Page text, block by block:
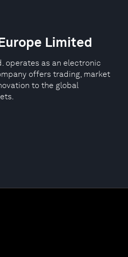
Limited
operates as an electronic
offers trading, market
to the global